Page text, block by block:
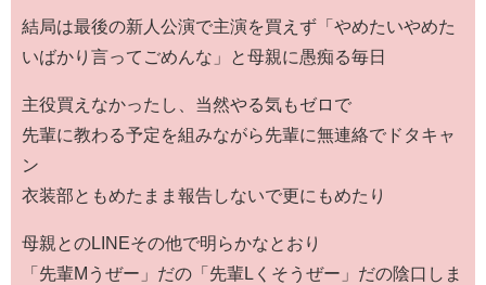
結局は最後の新人公演で主演を買えず「やめたいやめた
いばかり言ってごめんな」と母親に愚痴る毎日
主役買えなかったし、当然やる気もゼロで
先輩に教わる予定を組みながら先輩に無連絡でドタキャ
ン
衣装部ともめたまま報告しないで更にもめたり
母親とのLINEその他で明らかなとおり
「先輩Mうぜー」だの「先輩Lくそうぜー」だの陰口しま